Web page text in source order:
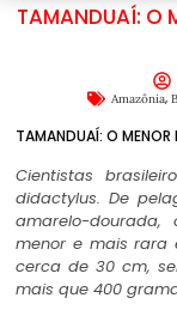
TAMANDUAÍ: O
Amazônia,
TAMANDUAÍ: O
Cientistas
didactylus. De
amarelo-
menor e mais rara
cerca de 30 cm,
mais que 400